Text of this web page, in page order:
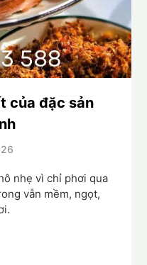
của đặc sản
nhẹ vì chỉ phơi qua
vẫn mềm, ngọt,